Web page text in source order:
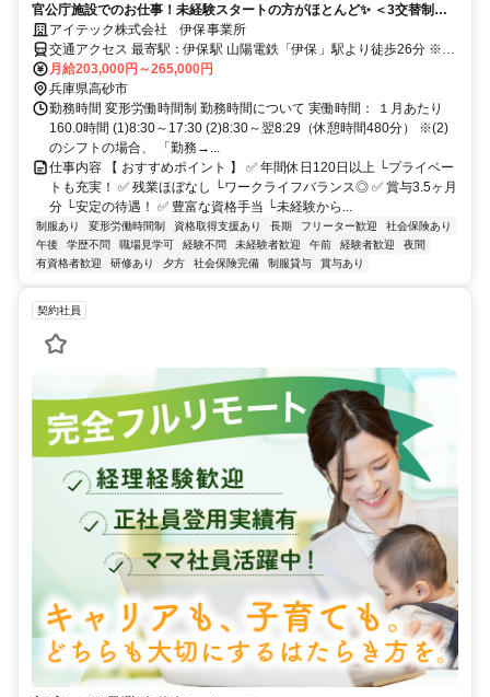
官公庁施設でのお仕事！未経験スタートの方がほとんど✨️ ＜3交替制は3
日に1度の勤務スタイル＞未経験から手に職をつけませんか？
アイテック株式会社 伊保事業所
交通アクセス 最寄駅：伊保駅 山陽電鉄「伊保」駅より徒歩26分 ※車
通勤OK
月給203,000円～265,000円
兵庫県高砂市
勤務時間 変形労働時間制 勤務時間について 実働時間： １月あたり
160.0時間 (1)8:30～17:30 (2)8:30～翌8:29（休憩時間480分） ※(2)
のシフトの場合、 「勤務→...
仕事内容 【 おすすめポイント 】 ✅ 年間休日120日以上 └プライベー
トも充実！ ✅ 残業ほぼなし └ワークライフバランス◎ ✅ 賞与3.5ヶ月
分 └安定の待遇！ ✅ 豊富な資格手当 └未経験から...
制服あり 変形労働時間制 資格取得支援あり 長期 フリーター歓迎
社会保険あり
午後
学歴不問 職場見学可 経験不問 未経験者歓迎 午前 経験者歓迎
夜間
有資格者歓迎
研修あり 夕方 社会保険完備 制服貸与 賞与あり
契約社員